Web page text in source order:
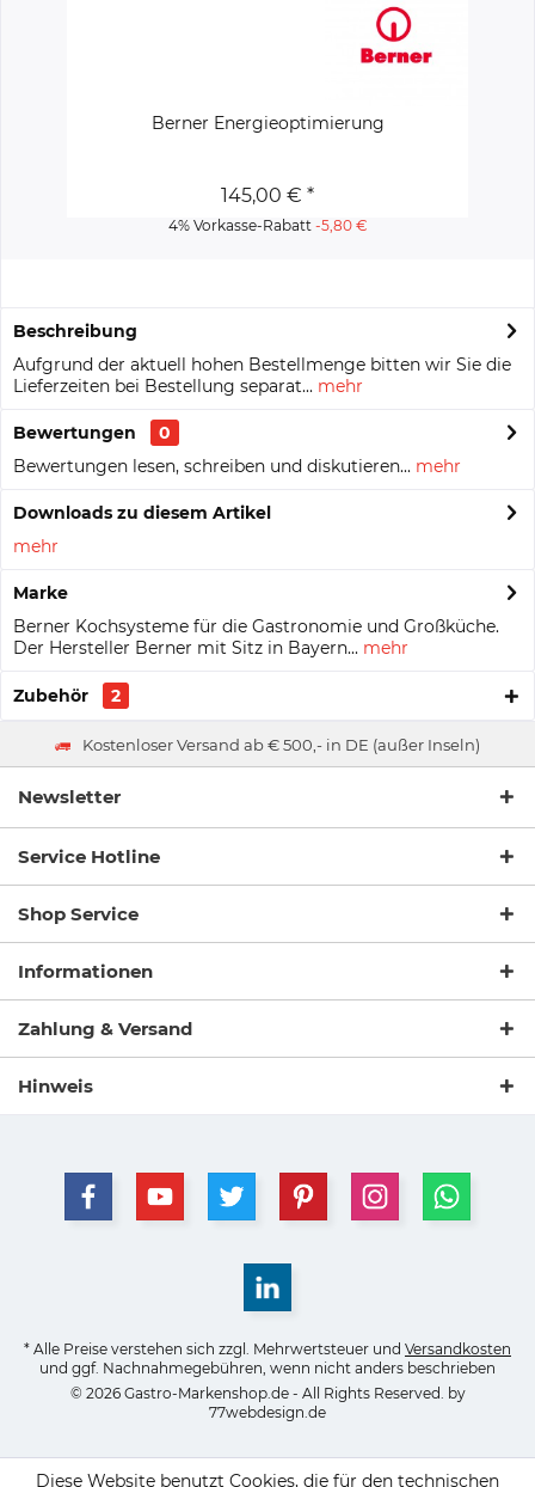
Berner Energieoptimierung
145,00 € *
4% Vorkasse-Rabatt -5,80 €
Beschreibung
Aufgrund der aktuell hohen Bestellmenge bitten wir Sie die
Lieferzeiten bei Bestellung separat... mehr
Bewertungen
0
Bewertungen lesen, schreiben und diskutieren... mehr
Downloads zu diesem Artikel
mehr
Marke
Berner Kochsysteme für die Gastronomie und Großküche.
Der Hersteller Berner mit Sitz in Bayern... mehr
Zubehör 2
Kostenloser Versand ab € 500,- in DE (außer Inseln)
Newsletter
Service Hotline
Shop Service
Informationen
Zahlung & Versand
Hinweis
* Alle Preise verstehen sich zzgl. Mehrwertsteuer und Versandkosten
und ggf. Nachnahmegebühren, wenn nicht anders beschrieben
© 2026 Gastro-Markenshop.de - All Rights Reserved. by
77webdesign.de
Diese Website benutzt Cookies, die für den technischen